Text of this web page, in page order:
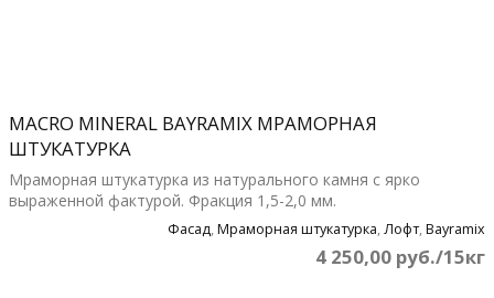
MACRO MINERAL BAYRAMIX МРАМОРНАЯ
ШТУКАТУРКА
Мраморная штукатурка из натурального камня с ярко
выраженной фактурой. Фракция 1,5-2,0 мм.
Фасад,Мраморная штукатурка,Лофт,Bayramix
4 250,00 руб./15кг